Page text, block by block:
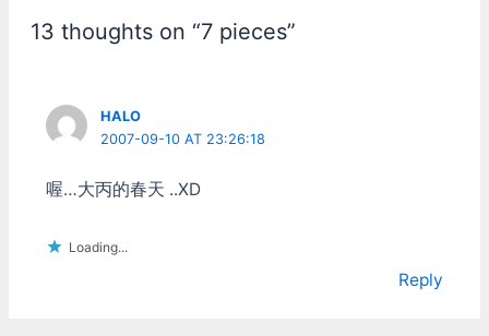
13 thoughts on “7 pieces”
HALO
2007-09-10 AT 23:26:18
喔…大丙的春天 ..XD
Loading...
Reply